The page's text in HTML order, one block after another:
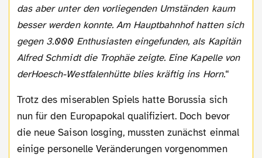
das aber unter den vorliegenden Umständen kaum
besser werden konnte. Am Hauptbahnhof hatten sich
gegen 3.000 Enthusiasten eingefunden, als Kapitän
Alfred Schmidt die Trophäe zeigte. Eine Kapelle von
derHoesch-Westfalenhütte blies kräftig ins Horn.“
Trotz des miserablen Spiels hatte Borussia sich
nun für den Europapokal qualifiziert. Doch bevor
die neue Saison losging, mussten zunächst einmal
einige personelle Veränderungen vorgenommen